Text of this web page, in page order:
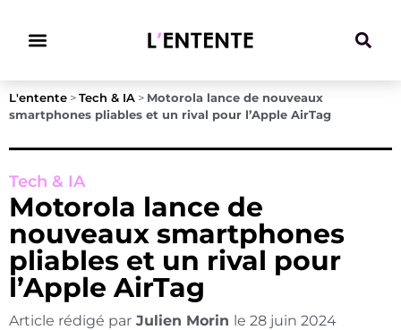
L'entente > Tech & IA > Motorola lance de nouveaux
smartphones pliables et un rival pour l’Apple AirTag
Tech & IA
Motorola lance de
nouveaux smartphones
pliables et un rival pour
l’Apple AirTag
Article rédigé par Julien Morin le 28 juin 2024